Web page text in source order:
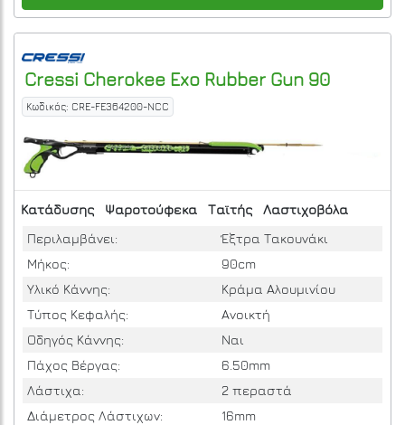
Cressi Cherokee Exo Rubber Gun 90
Κωδικός: CRE-FE364200-NCC
Κατάδυσης Ψαροτούφεκα Ταϊτής
Λαστιχοβόλα
Περιλαμβάνει:
Έξτρα Τακουνάκι
Μήκος:
90cm
Υλικό Κάννης:
Κράμα Αλουμινίου
Τύπος Κεφαλής:
Ανοικτή
Οδηγός Κάννης:
Ναι
Πάχος Βέργας:
6.50mm
Λάστιχα:
2 περαστά
Διάμετρος Λάστιχων:
16mm